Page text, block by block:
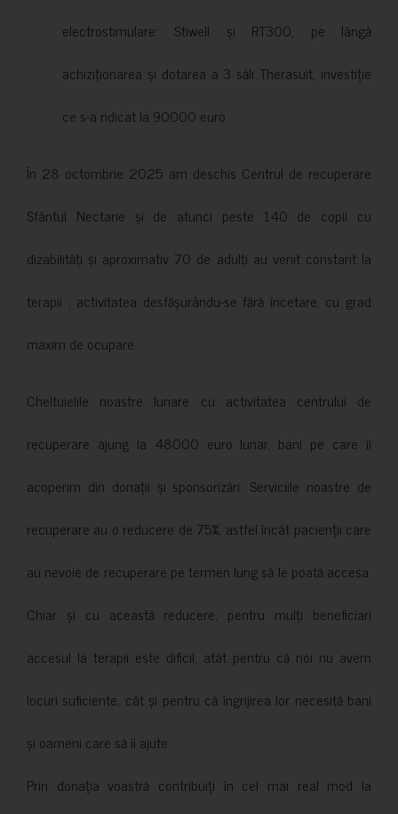
electrostimulare: Stiwell și RT300, pe lângă
achiziționarea și dotarea a 3 săli Therasuit, investiție
ce s-a ridicat la 90000 euro.
În 28 octombrie 2025 am deschis Centrul de recuperare
Sfântul Nectarie și de atunci peste 140 de copii cu
dizabilități și aproximativ 70 de adulți au venit constant la
terapii , activitatea desfășurându-se fără încetare, cu grad
maxim de ocupare.
Cheltuielile noastre lunare cu activitatea centrului de
recuperare ajung la 48000 euro lunar, bani pe care îi
acoperim din donații și sponsorizări. Serviciile noastre de
recuperare au o reducere de 75%, astfel încât pacienții care
au nevoie de recuperare pe termen lung să le poată accesa.
Chiar și cu această reducere, pentru mulți beneficiari
accesul la terapii este dificil, atât pentru că noi nu avem
locuri suficiente, cât și pentru că îngrijirea lor necesită bani
și oameni care să îi ajute.
Prin donația voastră contribuiți în cel mai real mod la